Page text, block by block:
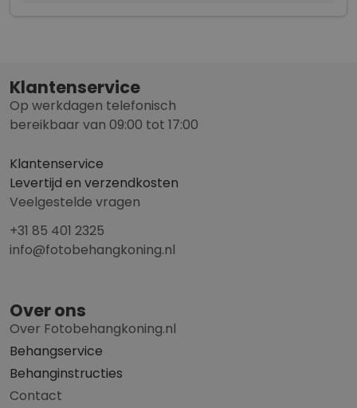
Klantenservice
Op werkdagen telefonisch
bereikbaar van 09:00 tot 17:00
Klantenservice
Levertijd en verzendkosten
Veelgestelde vragen
+31 85 401 2325
info@fotobehangkoning.nl
Over ons
Over Fotobehangkoning.nl
Behangservice
Behanginstructies
Contact